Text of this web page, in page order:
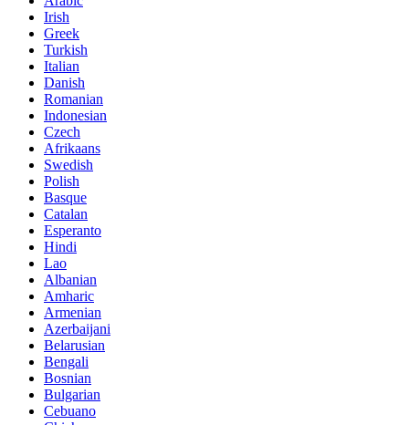
Irish
Greek
Turkish
Italian
Danish
Romanian
Indonesian
Czech
Afrikaans
Swedish
Polish
Basque
Catalan
Esperanto
Hindi
Lao
Albanian
Amharic
Armenian
Azerbaijani
Belarusian
Bengali
Bosnian
Bulgarian
Cebuano